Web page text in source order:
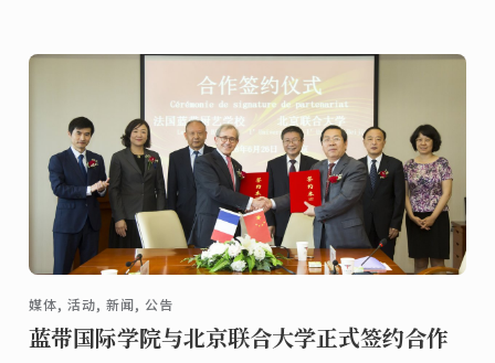
媒体, 活动, 新闻, 公告
蓝带国际学院与北京联合大学正式签约合作